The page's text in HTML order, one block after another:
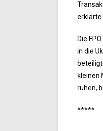
erklärte
Die
in die
kleinen
ruhen,
*****